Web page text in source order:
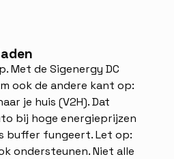
Met de Sigenergy DC
ook de andere kant op:
je huis (V2H). Dat
bij hoge energieprijzen
buffer fungeert. Let op:
ondersteunen. Niet alle